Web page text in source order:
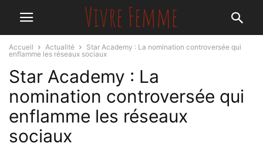
Accueil Actualité
Star Academy : La nomination controversée qui
enflamme les réseaux sociaux
Star Academy : La
nomination controversée qui
enflamme les réseaux
sociaux